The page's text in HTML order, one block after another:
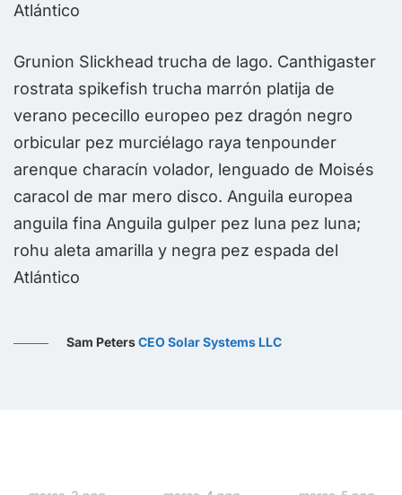
Atlántico
Grunion Slickhead trucha de lago. Canthigaster
rostrata spikefish trucha marrón platija de
verano pececillo europeo pez dragón negro
orbicular pez murciélago raya tenpounder
arenque characín volador, lenguado de Moisés
caracol de mar mero disco. Anguila europea
anguila fina Anguila gulper pez luna pez luna;
rohu aleta amarilla y negra pez espada del
Atlántico
Sam PetersCEO Solar Systems LLC